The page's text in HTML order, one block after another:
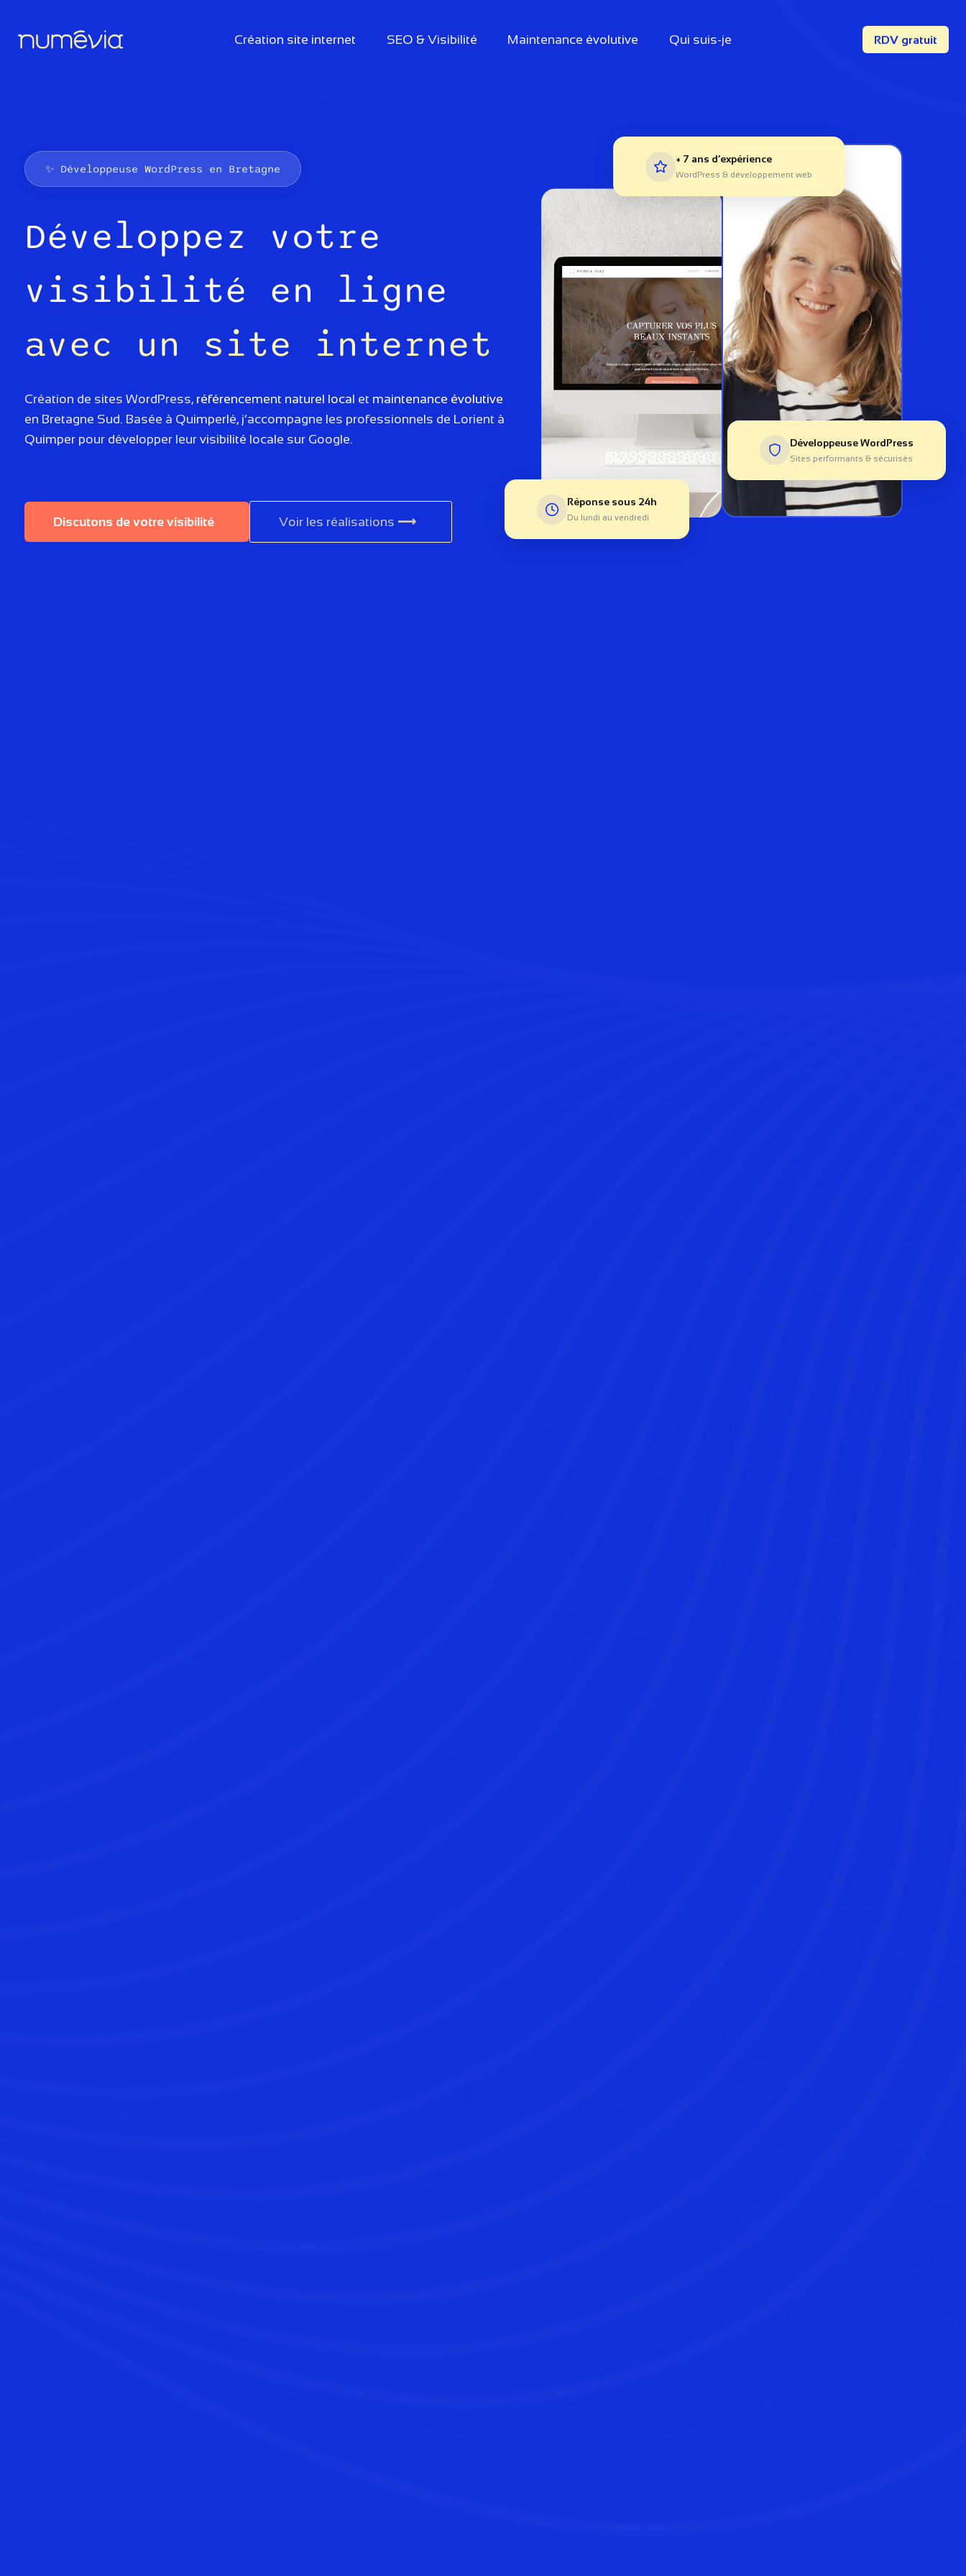
contenu
Création site internet SEO & Visibilité Maintenance évolutive Qui suis-je RDV gratuit
✨ Développeuse WordPress en Bretagne
Développez votre
visibilité en ligne
avec un site internet
Création de sites WordPress, référencement naturel local et maintenance évolutive
en Bretagne Sud. Basée à Quimperlé, j’accompagne les professionnels de Lorient à
Quimper pour développer leur visibilité locale sur Google.
Discutons de votre visibilité Voir les réalisations ⟶
+ 7 ans d’expérience
WordPress & développement web
Développeuse WordPress
Sites performants & sécurisés
Réponse sous 24h
Du lundi au vendredi